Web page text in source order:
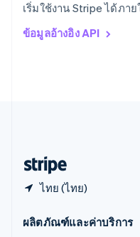
เริ่มใช้งาน Stripe ได้ภาย
ข้อมูลอ้างอิง API
ไทย (ไทย)
DeutschEnglish
อิตาลี
ItalianoEnglish
ผลิตภัณฑ์และค่าบริการ